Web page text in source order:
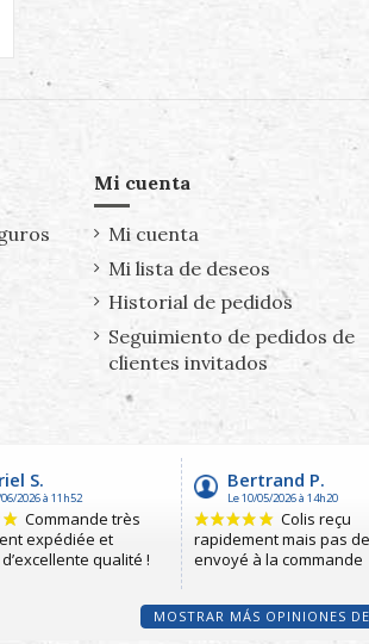
Mi cuenta
Mi cuenta
Mi lista de deseos
Historial de pedidos
Seguimiento de pedidos de
clientes invitados
MOSTRAR MÁS OPINIONES